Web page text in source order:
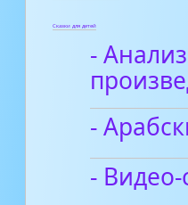
Сказки для детей
- Анализ
-
- Видео-